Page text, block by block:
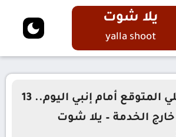
يلا شوت
yalla shoot
تشكيل الأهلي المتوقع أمام إنبي اليوم.. 13
خارج الخدمة – يلا شوت